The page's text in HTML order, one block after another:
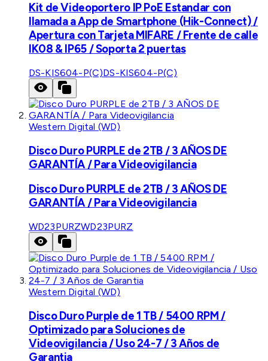
Kit de Videoportero IP PoE Estandar con
llamada a App de Smartphone (Hik-Connect) /
Apertura con Tarjeta MIFARE / Frente de calle
IK08 & IP65 / Soporta 2 puertas
DS-KIS604-P(C)DS-KIS604-P(C)
Western Digital (WD)
Disco Duro PURPLE de 2TB / 3 AÑOS DE
GARANTÍA / Para Videovigilancia
Disco Duro PURPLE de 2TB / 3 AÑOS DE
GARANTÍA / Para Videovigilancia
WD23PURZWD23PURZ
Western Digital (WD)
Disco Duro Purple de 1 TB / 5400 RPM /
Optimizado para Soluciones de
Videovigilancia / Uso 24-7 / 3 Años de
Garantia